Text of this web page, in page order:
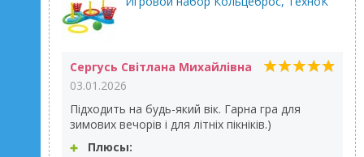
Сергусь Світлана Михайлівна
03.01.2026
Підходить на будь-який вік. Гарна гра для
зимових вечорів і для літніх пікніків.)
Плюсы: